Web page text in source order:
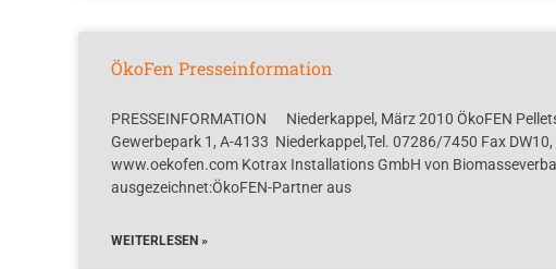
ÖkoFen Presseinformation
PRESSEINFORMATION Niederkappel, März 2010 ÖkoFEN
Gewerbepark 1, A-4133 Niederkappel,Tel. 07286/7450 Fax DW10,
www.oekofen.com Kotrax Installations GmbH von
ausgezeichnet:ÖkoFEN-Partner aus
WEITERLESEN »